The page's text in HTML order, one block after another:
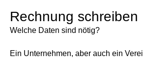
Rechnung schreiben
Welche Daten sind nötig?
Ein Unternehmen, aber auch ein